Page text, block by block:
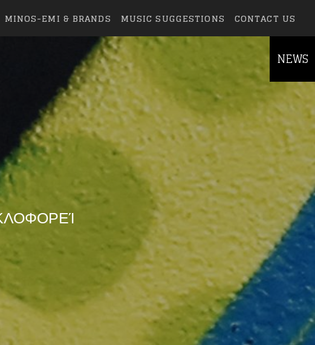
MINOS-EMI & BRANDS MUSIC SUGGESTIONS CONTACT US
NEWS
else.